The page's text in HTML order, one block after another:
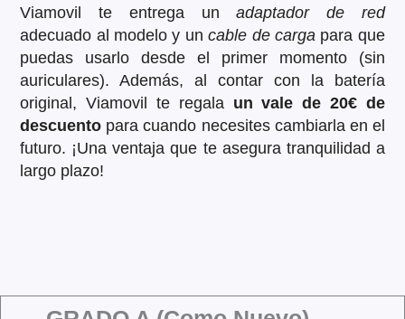
Viamovil te entrega un adaptador de red
adecuado al modelo y uncable de carga para que
puedas usarlo desde el primer momento (sin
auriculares). Además, al contar con la batería
original, Viamovil te regala un vale de 20€ de
descuento para cuando necesites cambiarla en el
futuro. ¡Una ventaja que te asegura tranquilidad a
largo plazo!